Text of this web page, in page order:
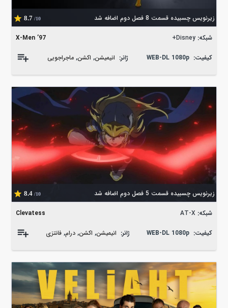
زیرنویس چسبیده قسمت 8 فصل دوم اضافه شد 8.7 /10
X-Men ’97 شبکه: Disney+
کیفیت: WEB-DL 1080p ژانر: انیمیشن, اکشن,ماجراجویی
زیرنویس چسبیده قسمت 5 فصل دوم اضافه شد 8.4 /10
Clevatess شبکه: AT-X
کیفیت: WEB-DL 1080p ژانر: انیمیشن, اکشن,درام,فانتزی